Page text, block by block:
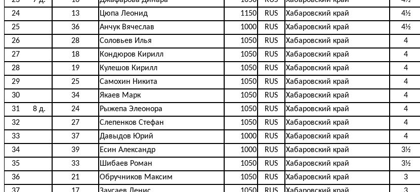
24
13 Цюпа Леонид 1150 RUS Хабаровский край 4½
25
36 Анчук Вячеслав 1000 RUS Хабаровский край 4½
26
28 Соловьев Илья 1050 RUS Хабаровский край 4
27
18 Кондюров Кирилл 1050 RUS Хабаровский край 4
28
19 Кулешов Кирилл 1050 RUS Хабаровский край 4
29
25 Самохин Никита 1050 RUS Хабаровский край 4
30
34 Якаев Марк 1050 RUS Хабаровский край 4
31
8 д. 24 Рыжепа Элеонора 1050 RUS Хабаровский край 4
32
27 Слепенков Стефан 1050 RUS Хабаровский край 4
33
37 Давыдов Юрий 1000 RUS Хабаровский край 4
34
39 Есин Александр 1000 RUS Хабаровский край 3½
35
33 Шибаев Роман 1050 RUS Хабаровский край 3½
36
21 Обручников Максим 1050 RUS Хабаровский край 3